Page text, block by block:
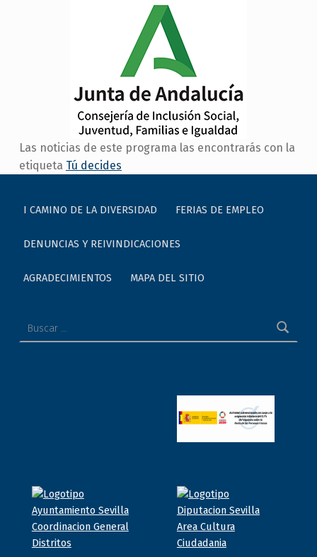
Las noticias de este programa las encontrarás con la
etiqueta Tú decides
Skip back to main navigation
I CAMINO DE LA DIVERSIDAD FERIAS DE EMPLEO
DENUNCIAS Y REIVINDICACIONES
AGRADECIMIENTOS MAPA DEL SITIO